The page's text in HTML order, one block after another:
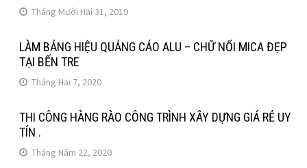
Tháng Mười Hai 31, 2019
LÀM BẢNG HIỆU QUẢNG CÁO ALU – CHỮ NỔI MICA ĐẸP
TẠI BẾN TRE
Tháng Hai 7, 2020
THI CÔNG HÀNG RÀO CÔNG TRÌNH XÂY DỰNG GIÁ RẺ UY
TÍN .
Tháng Năm 22, 2020